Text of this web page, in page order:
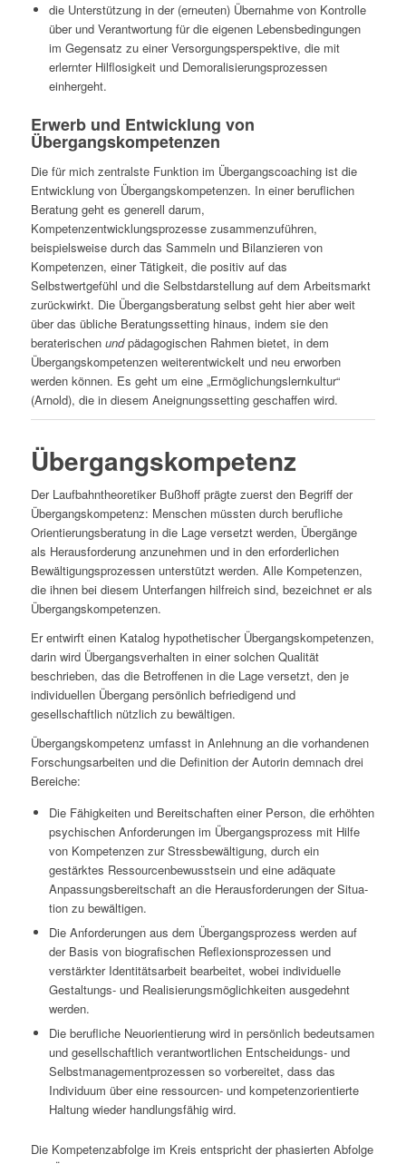
die Unterstützung in der (erneuten) Übernahme von Kontrolle
über und Verantwortung für die eigenen Lebensbedingungen
im Gegensatz zu einer Versorgungsperspektive, die mit
erlernter Hilflosigkeit und Demoralisierungsprozessen
einhergeht.
Erwerb und Entwicklung von
Übergangskompetenzen
Die für mich zentralste Funktion im Übergangscoaching ist die
Entwicklung von Übergangskompetenzen. In einer beruflichen
Beratung geht es generell darum,
Kompetenzentwicklungsprozesse zusammenzuführen,
beispielsweise durch das Sammeln und Bilanzieren von
Kompetenzen, einer Tätigkeit, die positiv auf das
Selbstwertgefühl und die Selbstdarstellung auf dem Arbeitsmarkt
zurückwirkt. Die Übergangsberatung selbst geht hier aber weit
über das übliche Beratungssetting hinaus, indem sie den
beraterischen undpädagogischen Rahmen bietet, in dem
Übergangskompetenzen weiterentwickelt und neu erworben
werden können. Es geht um eine „Ermöglichungslernkultur“
(Arnold), die in diesem Aneignungssetting geschaffen wird.
Übergangskompetenz
Der Laufbahntheoretiker Bußhoff prägte zuerst den Begriff der
Übergangskompetenz: Menschen müssten durch berufliche
Orientierungsberatung in die Lage versetzt werden, Übergänge
als Heraus­forderung anzunehmen und in den erforderlichen
Bewältigungsprozessen unterstützt werden. Alle Kompetenzen,
die ihnen bei diesem Unterfangen hilfreich sind, bezeichnet er als
Übergangskompetenzen.
Er entwirft einen Katalog hypothetischer Übergangskompetenzen,
darin wird Übergangsverhalten in einer solchen Qualität
beschrieben, das die Betroffenen in die Lage versetzt, den je
individuellen Übergang persönlich befriedigend und
gesellschaftlich nützlich zu bewältigen.
Übergangskompetenz umfasst in Anlehnung an die vorhandenen
Forschungsarbeiten und die Definition der Autorin demnach drei
Bereiche:
Die Fähigkeiten und Bereitschaften einer Person, die erhöhten
psychischen Anforderungen im Übergangsprozess mit Hilfe
von Kompetenzen zur Stressbewältigung, durch ein
gestärktes Ressourcenbewusstsein und eine adäquate
Anpassungsbereitschaft an die Herausforderungen der Situa­
tion zu bewältigen.
Die Anforderungen aus dem Übergangsprozess werden auf
der Basis von biografischen Reflexionsprozessen und
verstärkter Identitätsarbeit bearbeitet, wobei individuelle
Gestaltungs- und Realisierungsmöglichkeiten ausgedehnt
werden.
Die berufliche Neuorientierung wird in persönlich bedeutsamen
und gesellschaftlich verantwortlichen Entscheidungs- und
Selbstmanagementprozessen so vorbereitet, dass das
Individuum über eine ressourcen- und kompetenzorientierte
Haltung wieder handlungsfähig wird.
Die Kompetenzabfolge im Kreis entspricht der phasierten Abfolge